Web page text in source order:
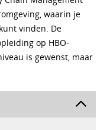
waarin je
vinden. De
op HBO-
is gewenst, maar